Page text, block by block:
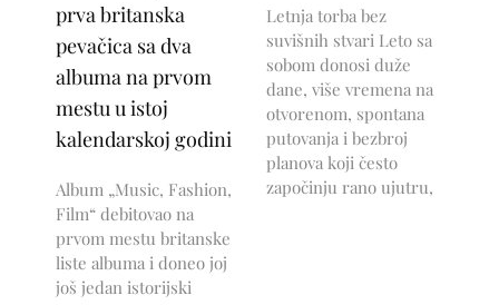
prva britanska
pevačica sa dva
albuma na prvom
mestu u istoj
kalendarskoj godini
Album „Music, Fashion,
Film“ debitovao na
prvom mestu britanske
liste albuma i doneo joj
još jedan istorijski
Letnja torba bez
suvišnih stvari Leto sa
sobom donosi duže
dane, više vremena na
otvorenom, spontana
putovanja i bezbroj
planova koji često
započinju rano ujutru,